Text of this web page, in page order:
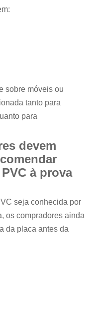
sobre móveis ou
tanto para
para
devem
à prova
seja conhecida por
os compradores ainda
da placa antes da